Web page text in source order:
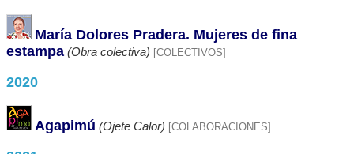
María Dolores Pradera. Mujeres de fina
estampa (Obra colectiva) [COLECTIVOS]
2020
Agapimú (Ojete Calor) [COLABORACIONES]